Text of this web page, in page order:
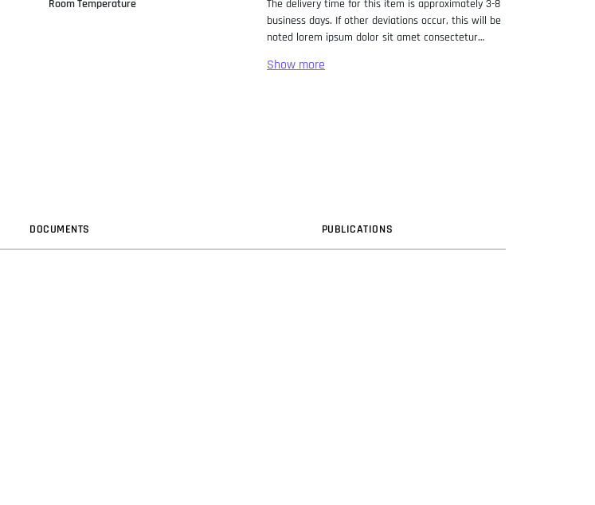
Room Temperature
The delivery time for this item is approximately 3-8
business days. If other deviations occur, this will be
noted lorem ipsum dolor sit amet consectetur
standard dummy text ever since the 1500s, when
DOCUMENTS PUBLICATIONS